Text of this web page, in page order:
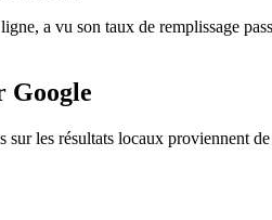
a vu son taux de remplissage
Google
les résultats locaux proviennent